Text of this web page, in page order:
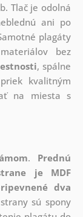
Tlač je odolná
ani po
plagáty
bez
, spálne
kvalitným
na miesta s
. Prednú
je
MDF
dva
sú spony